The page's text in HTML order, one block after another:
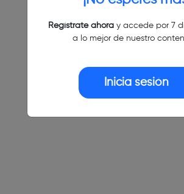
Regístrate ahoray accede por 7
a lo mejor de nuestro
Inicia sesión